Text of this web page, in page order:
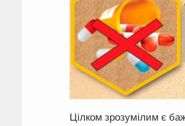
Цілком зрозумілим є